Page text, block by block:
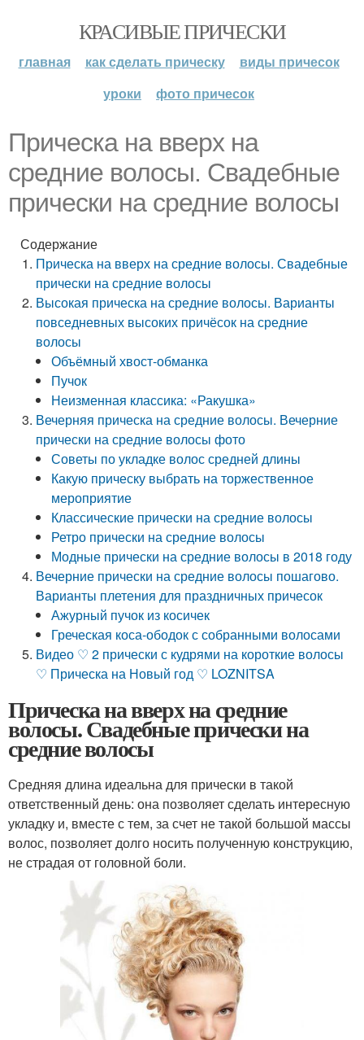
КРАСИВЫЕ ПРИЧЕСКИ
главная как сделать прическу
виды причесок
уроки
фото причесок
Прическа на вверх на
средние волосы. Свадебные
прически на средние волосы
Содержание
Прическа на вверх на средние волосы. Свадебные
прически на средние волосы
Высокая прическа на средние волосы. Варианты
повседневных высоких причёсок на средние
волосы
Объёмный хвост-обманка
Пучок
Неизменная классика: «Ракушка»
Вечерняя прическа на средние волосы. Вечерние
прически на средние волосы фото
Советы по укладке волос средней длины
Какую прическу выбрать на торжественное
мероприятие
Классические прически на средние волосы
Ретро прически на средние волосы
Модные прически на средние волосы в 2018 году
Вечерние прически на средние волосы пошагово.
Варианты плетения для праздничных причесок
Ажурный пучок из косичек
Греческая коса-ободок с собранными волосами
Видео ♡ 2 прически с кудрями на короткие волосы
♡ Прическа на Новый год ♡ LOZNITSA
Прическа на вверх на средние
волосы. Свадебные прически на
средние волосы
Средняя длина идеальна для прически в такой
ответственный день: она позволяет сделать интересную
укладку и, вместе с тем, за счет не такой большой массы
волос, позволяет долго носить полученную конструкцию,
не страдая от головной боли.